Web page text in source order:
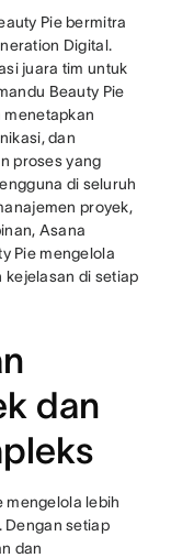
Pie bermitra
Digital.
juara tim untuk
Beauty Pie
dan
proses yang
di seluruh
proyek,
Asana
Pie mengelola
di setiap
dan
mengelola lebih
Dengan setiap
dan